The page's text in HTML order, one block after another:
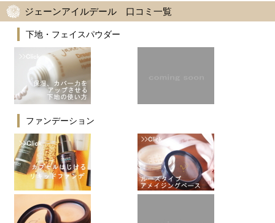
ジェーンアイルデール 口コミ一覧
下地・フェイスパウダー
ファンデーション